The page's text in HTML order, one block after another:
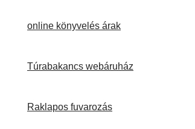
online könyvelés árak
Túrabakancs webáruház
Raklapos fuvarozás